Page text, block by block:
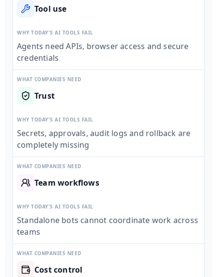
Tool use
WHY TODAY'S AI TOOLS FAIL
Agents need APIs, browser access and secure
credentials
WHAT COMPANIES NEED
Trust
WHY TODAY'S AI TOOLS FAIL
Secrets, approvals, audit logs and rollback are
completely missing
WHAT COMPANIES NEED
Team workflows
WHY TODAY'S AI TOOLS FAIL
Standalone bots cannot coordinate work across
teams
WHAT COMPANIES NEED
Cost control